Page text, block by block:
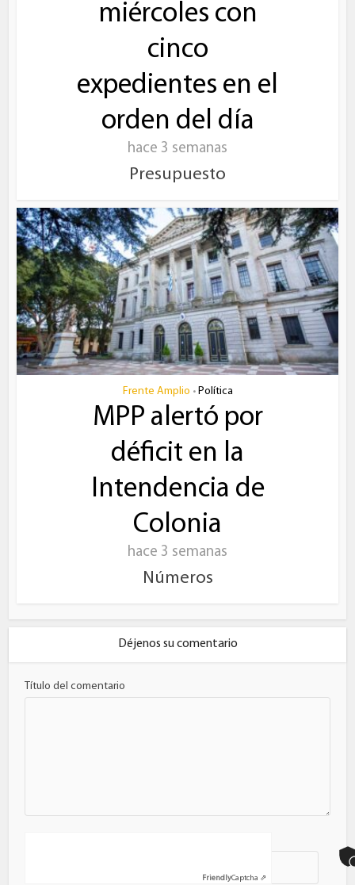
miércoles con
cinco
expedientes en el
orden del día
hace 3 semanas
Presupuesto
Frente Amplio • Política
MPP alertó por
déficit en la
Intendencia de
Colonia
hace 3 semanas
Números
Déjenos su comentario
Título del comentario
FriendlyCaptcha ⇗